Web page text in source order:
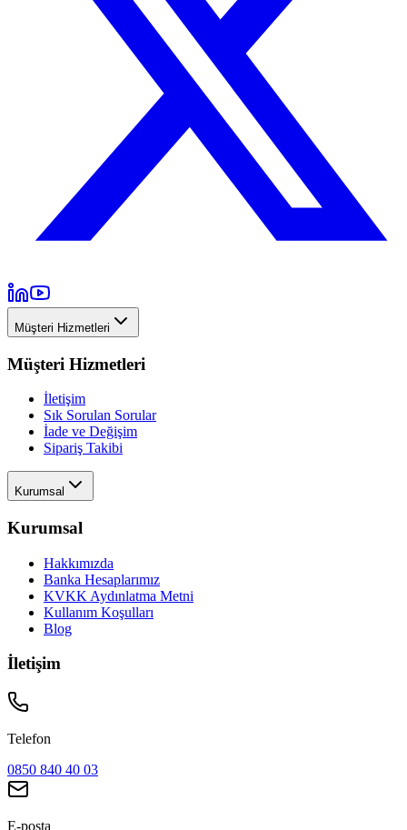
Müşteri Hizmetleri
Müşteri Hizmetleri
İletişim
Sık Sorulan Sorular
İade ve Değişim
Sipariş Takibi
Kurumsal
Kurumsal
Hakkımızda
Banka Hesaplarımız
KVKK Aydınlatma Metni
Kullanım Koşulları
Blog
İletişim
Telefon
0850 840 40 03
E-posta